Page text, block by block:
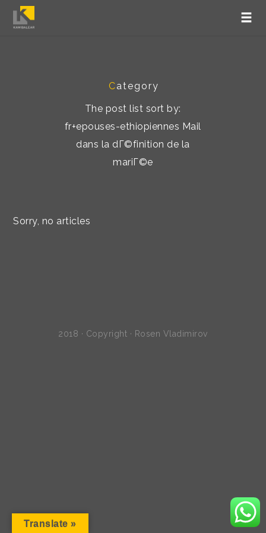
Category
The post list sort by:
fr+epouses-ethiopiennes Mail
dans la dГ©finition de la
mariГ©e
Sorry, no articles
2018 · Copyright · Rosen Vladimirov
Translate »